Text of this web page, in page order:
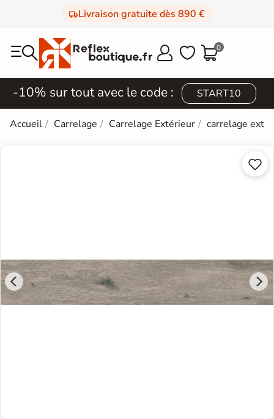
Livraison gratuite dès 890 €
  0
-10% sur tout avec le code : START10
Accueil Carrelage Carrelage Extérieur carrelage

